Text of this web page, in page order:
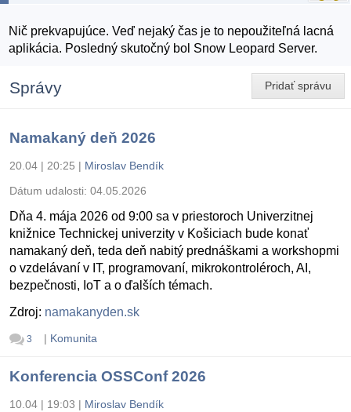
Nič prekvapujúce. Veď nejaký čas je to nepoužiteľná lacná
aplikácia. Posledný skutočný bol Snow Leopard Server.
Pridať správu
Správy
Namakaný deň 2026
20.04 | 20:25 | Miroslav Bendík
Dátum udalosti: 04.05.2026
Dňa 4. mája 2026 od 9:00 sa v priestoroch Univerzitnej
knižnice Technickej univerzity v Košiciach bude konať
namakaný deň, teda deň nabitý prednáškami a workshopmi
o vzdelávaní v IT, programovaní, mikrokontroléroch, AI,
bezpečnosti, IoT a o ďalších témach.
Zdroj: namakanyden.sk
3 | Komunita
Konferencia OSSConf 2026
10.04 | 19:03 | Miroslav Bendík